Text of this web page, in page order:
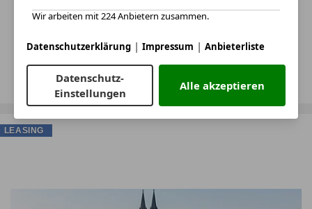
LEASING
Wir arbeiten mit 224 Anbietern zusammen.
Datenschutzerklärung | Impressum | Anbieterliste
Datenschutz-
Einstellungen
Alle akzeptieren